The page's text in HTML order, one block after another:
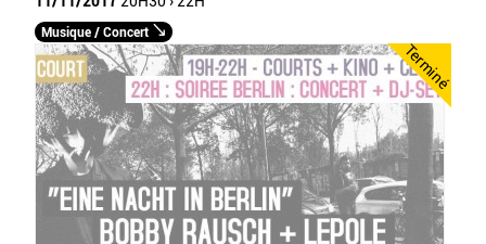
Musique / Concert
Terminé